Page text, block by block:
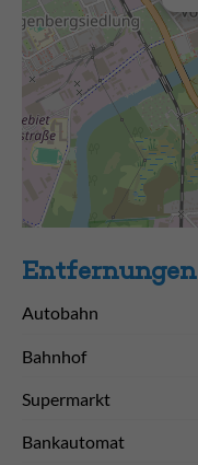
Entfernungen
Autobahn
Bahnhof
Supermarkt
Bankautomat